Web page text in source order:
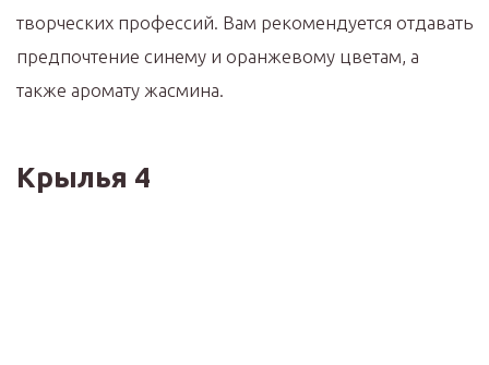
творческих профессий. Вам рекомендуется отдавать
предпочтение синему и оранжевому цветам, а
также аромату жасмина.
Крылья 4